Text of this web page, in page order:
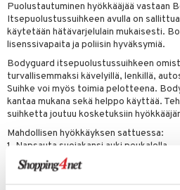
Puolustautuminen hyökkääjää vastaan
Itsepuolustussuihkeen avulla on
käytetään hätävarjelulain mukaisesti.
lisenssivapaita ja poliisin hyväksymiä.
Bodyguard itsepuolustussuihkeen
turvallisemmaksi kävelyillä, lenkillä,
Suihke voi myös toimia pelotteena.
kantaa mukana sekä helppo käyttää.
suihketta joutuu kosketuksiin
Mahdollisen hyökkäyksen sattuessa:
1. Napsauta suojakansi auki peukalolla.
2. Suuntaa purkin suutin hyökkääjän
koko purkin sisältö.